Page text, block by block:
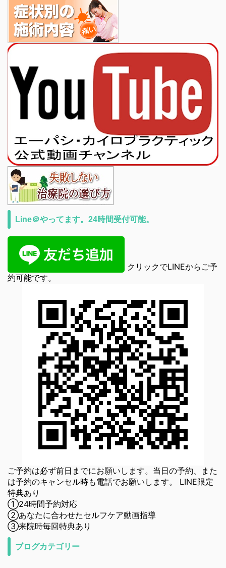
Line＠やってます。24時間受付可能。
クリックでLINEからご予
約可能です。
ご予約は必ず前日までにお願いします。当日の予約、また
は予約のキャンセル時も電話でお願いします。 LINE限定
特典あり
①24時間予約対応
②あなたに合わせたセルフケア動画指導
③来院時毎回特典あり
ブログカテゴリー